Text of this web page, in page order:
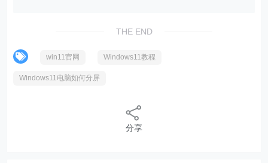
THE END
win11官网 Windows11教程
Windows11电脑如何分屏
分享